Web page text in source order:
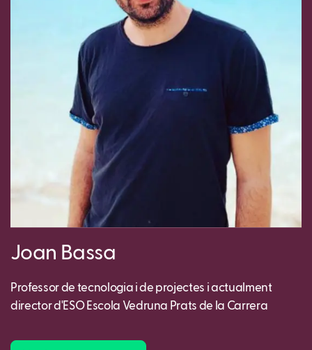
Joan Bassa
Professor de tecnologia i de projectes i actualment
director d'ESO Escola Vedruna Prats de la Carrera